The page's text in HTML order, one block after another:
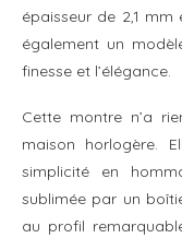
épaisseur de 2,1
également un
finesse et l’élégance.
Cette montre n’a
maison horlogère.
simplicité en
sublimée par un
au profil